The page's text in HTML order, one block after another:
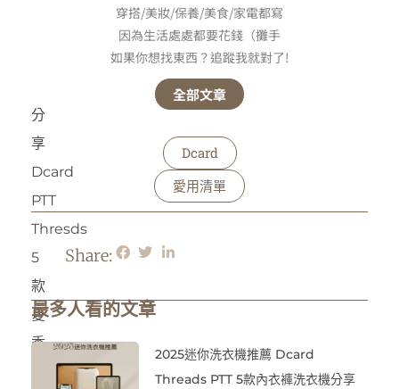
分
享
Dcard
PTT
Thresds
5
款
夏
季
穿搭/美妝/保養/美食/家電都寫
因為生活處處都要花錢（攤手
如果你想找東西？追蹤我就對了!
全部文章
Dcard
愛用清單
Share:
最多人看的文章
2025迷你洗衣機推薦 Dcard
Threads PTT 5款內衣褲洗衣機分享